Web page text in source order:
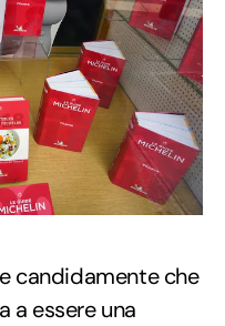
candidamente che
a essere una